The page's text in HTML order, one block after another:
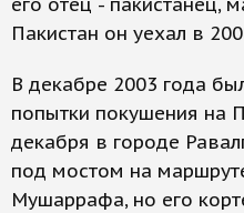
Пакистан он уехал в
В декабре 2003 года
попытки покушения на
декабря в городе
под мостом на
Мушаррафа, но его